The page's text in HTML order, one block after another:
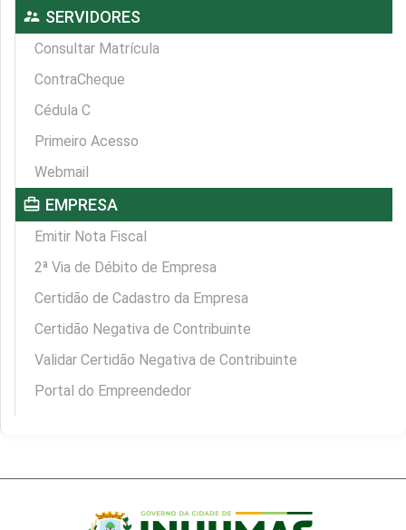
supervisor_account SERVIDORES
Consultar Matrícula
ContraCheque
Cédula C
Primeiro Acesso
Webmail
card_travel EMPRESA
Emitir Nota Fiscal
2ª Via de Débito de Empresa
Certidão de Cadastro da Empresa
Certidão Negativa de Contribuinte
Validar Certidão Negativa de Contribuinte
Portal do Empreendedor